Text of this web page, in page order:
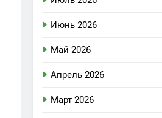
Июнь 2026
Май 2026
Апрель 2026
Март 2026